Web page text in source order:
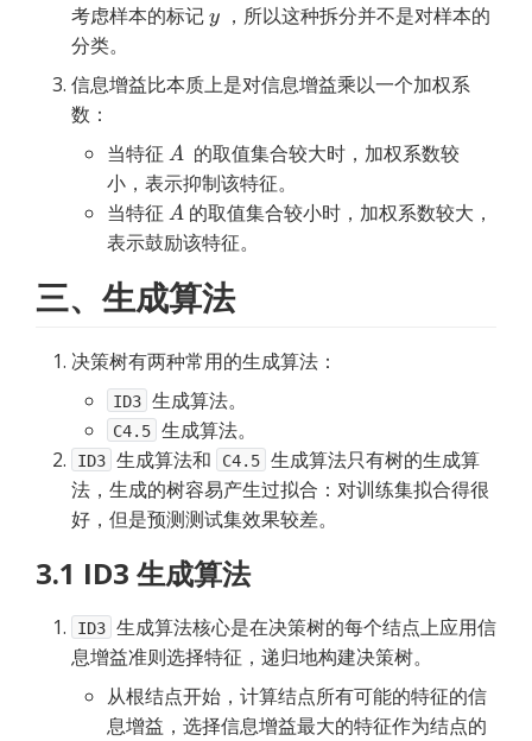
考虑样本的标记 ，所以这种拆分并不是对样本的
分类。
信息增益比本质上是对信息增益乘以一个加权系
数：
当特征
  的取值集合较大时，加权系数较
小，表示抑制该特征。
当特征
的取值集合较小时，加权系数较大，
表示鼓励该特征。
三、生成算法
决策树有两种常用的生成算法：
ID3 生成算法。
C4.5 生成算法。
ID3 生成算法和 C4.5 生成算法只有树的生成算
法，生成的树容易产生过拟合：对训练集拟合得很
好，但是预测测试集效果较差。
3.1 ID3 生成算法
ID3 生成算法核心是在决策树的每个结点上应用信
息增益准则选择特征，递归地构建决策树。
从根结点开始，计算结点所有可能的特征的信
息增益，选择信息增益最大的特征作为结点的